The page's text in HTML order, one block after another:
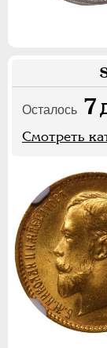
Осталось 7
Смотреть